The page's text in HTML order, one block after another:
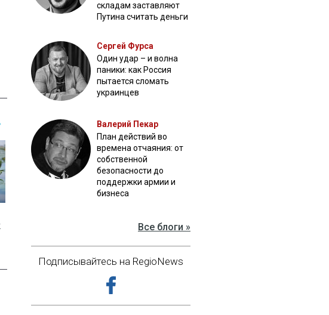
складам заставляют
Путина считать деньги
Сергей Фурса
Один удар – и волна
паники: как Россия
пытается сломать
украинцев
Валерий Пекар
План действий во
времена отчаяния: от
собственной
безопасности до
поддержки армии и
бизнеса
Все блоги »
Подписывайтесь на RegioNews